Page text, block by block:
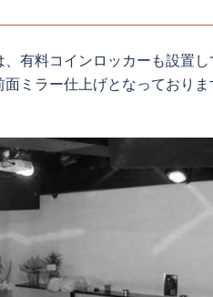
有料コインロッカーも設置
ミラー仕上げとなっており